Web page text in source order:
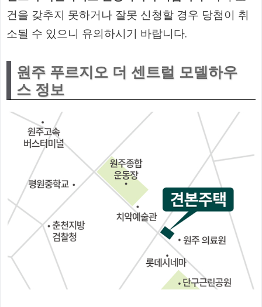
건을 갖추지 못하거나 잘못 신청할 경우 당첨이 취
소될 수 있으니 유의하시기 바랍니다.
원주 푸르지오 더 센트럴 모델하우
스 정보